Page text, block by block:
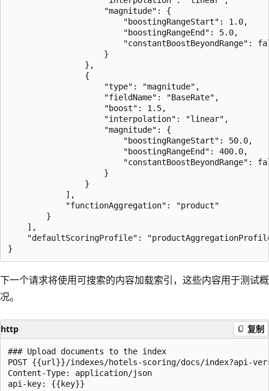
                    "magnitude": {
                        "boostingRangeStart": 1.0,
                        "boostingRangeEnd": 5.0,
"constantBoostBeyondRange":
                    }
                },
                {
                    "type": "magnitude",
                    "fieldName": "BaseRate",
                    "boost": 1.5,
                    "interpolation": "linear",
                    "magnitude": {
                        "boostingRangeStart": 50.0,
                        "boostingRangeEnd": 400.0,
"constantBoostBeyondRange":
                    }
                }
            ],
            "functionAggregation": "product"
        }
    ],
"defaultScoringProfile":
下一个请求将使用可搜索的内容加载索引，这些内容用于测试概
况。
http 复制
### Upload documents to the index
POST {{url}}/indexes/hotels-scoring/docs/index?api-
Content-Type: application/json
api-key: {{key}}